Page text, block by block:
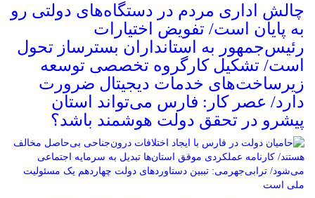
چالش اداری مردم در دستگاه‌های دولتی رو
به پایان است/ تفویض اختیارات
رئیس‌جمهور به استانداران بسترساز تحول
است/ تشکیل کارگروه تخصصی توسعه
زیرساخت‌های خدمات دیجیتال ضرورت
دارد/ عصر کار: فارس می‌تواند استان
پیشرو در تحقق دولت هوشمند باشد؟